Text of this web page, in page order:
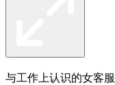
与工作上认识的女客